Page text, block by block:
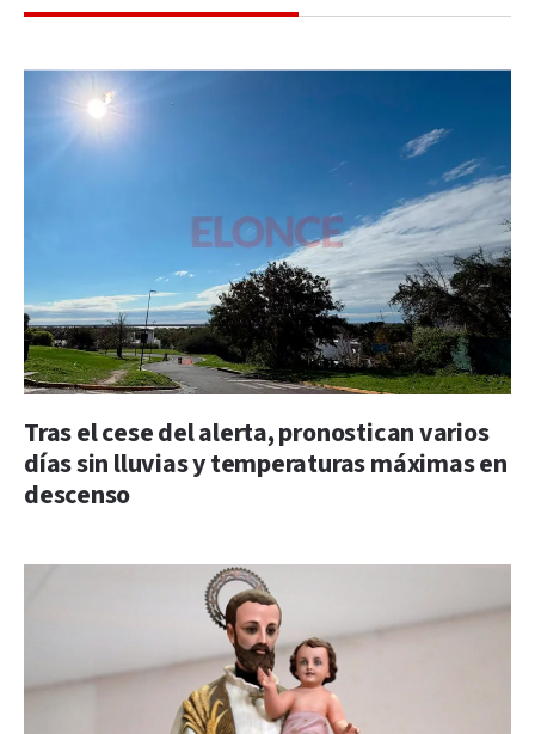
Tras el cese del alerta, pronostican varios
días sin lluvias y temperaturas máximas en
descenso